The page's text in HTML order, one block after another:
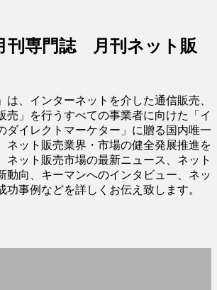
刊専門誌 月刊ネット販
は、インターネットを介した通信販売、
売」を行うすべての事業者に向けた「イ
ダイレクトマーケター」に贈る国内唯一
ネット販売業界・市場の健全発展推進を
ネット販売市場の最新ニュース、ネット
動向、キーマンへのインタビュー、ネッ
功事例などを詳しくお伝え致します。